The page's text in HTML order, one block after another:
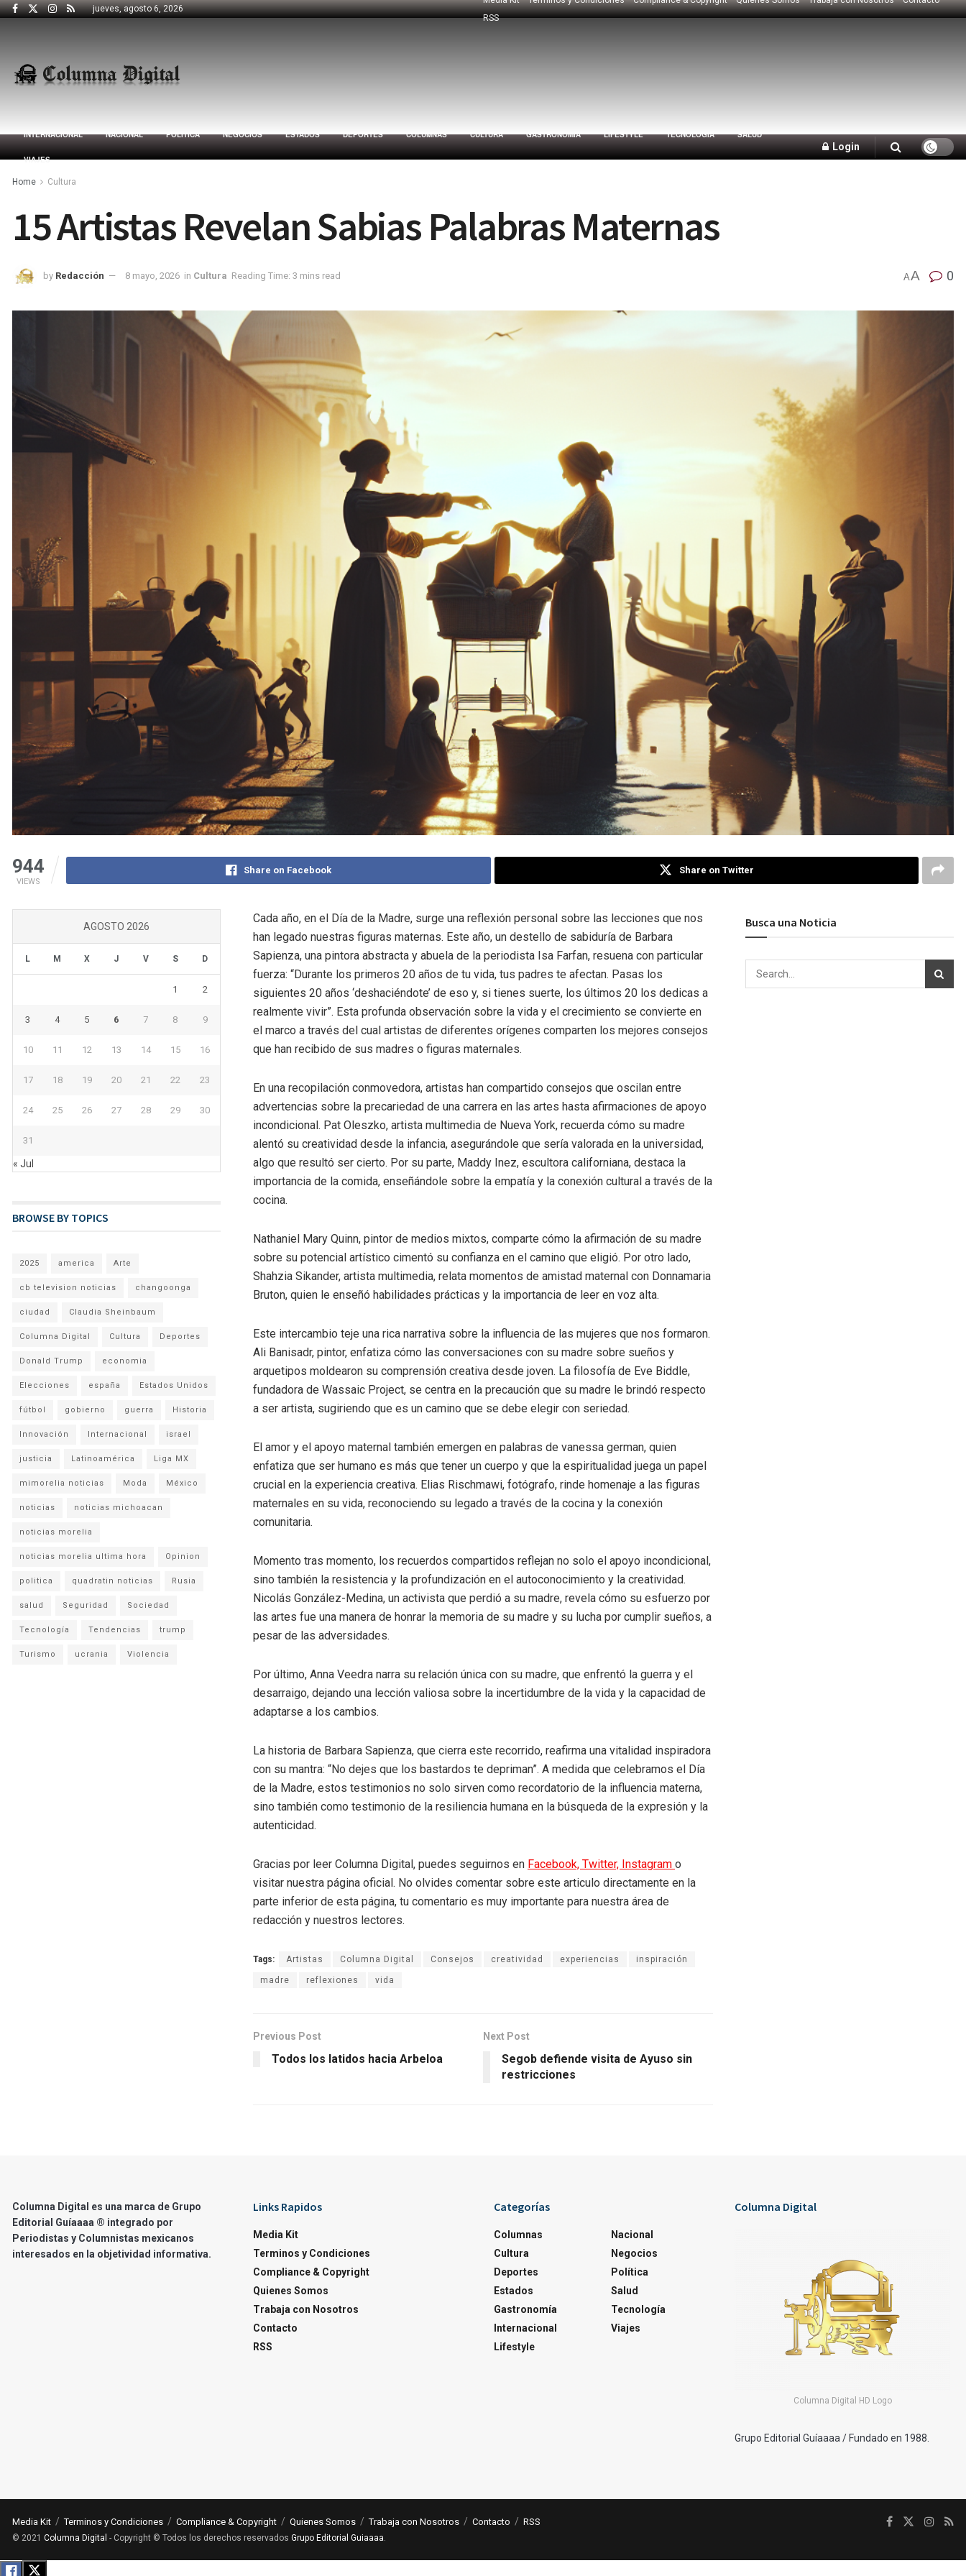
jueves, agosto 6, 2026
RSS
INTERNACIONAL NACIONAL POLÍTICA NEGOCIOS ESTADOS DEPORTES COLUMNAS CULTURA GASTRONOMÍA LIFESTYLE TECNOLOGÍA SALUD
VIAJES
Login
Home Cultura
15 Artistas Revelan Sabias Palabras Maternas
by Redacción 8 mayo, 2026 in Cultura Reading Time: 3 mins read AA 0
944
VIEWS
Share on Facebook Share on Twitter
Cada año, en el Día de la Madre, surge una reflexión personal sobre las lecciones que nos
han legado nuestras figuras maternas. Este año, un destello de sabiduría de Barbara
Sapienza, una pintora abstracta y abuela de la periodista Isa Farfan, resuena con particular
fuerza: “Durante los primeros 20 años de tu vida, tus padres te afectan. Pasas los
siguientes 20 años ‘deshaciéndote’ de eso y, si tienes suerte, los últimos 20 los dedicas a
realmente vivir”. Esta profunda observación sobre la vida y el crecimiento se convierte en
el marco a través del cual artistas de diferentes orígenes comparten los mejores consejos
que han recibido de sus madres o figuras maternales.
En una recopilación conmovedora, artistas han compartido consejos que oscilan entre
advertencias sobre la precariedad de una carrera en las artes hasta afirmaciones de apoyo
incondicional. Pat Oleszko, artista multimedia de Nueva York, recuerda cómo su madre
alentó su creatividad desde la infancia, asegurándole que sería valorada en la universidad,
algo que resultó ser cierto. Por su parte, Maddy Inez, escultora californiana, destaca la
importancia de la comida, enseñándole sobre la empatía y la conexión cultural a través de la
cocina.
Nathaniel Mary Quinn, pintor de medios mixtos, comparte cómo la afirmación de su madre
sobre su potencial artístico cimentó su confianza en el camino que eligió. Por otro lado,
Shahzia Sikander, artista multimedia, relata momentos de amistad maternal con Donnamaria
Bruton, quien le enseñó habilidades prácticas y la importancia de leer en voz alta.
Este intercambio teje una rica narrativa sobre la influencia de las mujeres que nos formaron.
Ali Banisadr, pintor, enfatiza cómo las conversaciones con su madre sobre sueños y
arquetipos moldearon su comprensión creativa desde joven. La filosofía de Eve Biddle,
fundadora de Wassaic Project, se centra en la precaución que su madre le brindó respecto
a ser artista, sugiriendo que es un camino que se debe elegir con seriedad.
El amor y el apoyo maternal también emergen en palabras de vanessa german, quien
enfatiza que ser humano es más que tener un cuerpo y que la espiritualidad juega un papel
crucial en la experiencia creativa. Elias Rischmawi, fotógrafo, rinde homenaje a las figuras
maternales en su vida, reconociendo su legado a través de la cocina y la conexión
comunitaria.
Momento tras momento, los recuerdos compartidos reflejan no solo el apoyo incondicional,
sino también la resistencia y la profundización en el autoconocimiento y la creatividad.
Nicolás González-Medina, un activista que perdió a su madre, revela cómo su esfuerzo por
las artes fue una manera de honrar la memoria de su madre y su lucha por cumplir sueños, a
pesar de las adversidades.
Por último, Anna Veedra narra su relación única con su madre, que enfrentó la guerra y el
desarraigo, dejando una lección valiosa sobre la incertidumbre de la vida y la capacidad de
adaptarse a los cambios.
La historia de Barbara Sapienza, que cierra este recorrido, reafirma una vitalidad inspiradora
con su mantra: “No dejes que los bastardos te depriman”. A medida que celebramos el Día
de la Madre, estos testimonios no solo sirven como recordatorio de la influencia materna,
sino también como testimonio de la resiliencia humana en la búsqueda de la expresión y la
autenticidad.
Gracias por leer Columna Digital, puedes seguirnos en Facebook, Twitter, Instagram o
visitar nuestra página oficial. No olvides comentar sobre este articulo directamente en la
parte inferior de esta página, tu comentario es muy importante para nuestra área de
redacción y nuestros lectores.
Tags: Artistas Columna Digital Consejos creatividad experiencias inspiración
madre reflexiones vida
Previous Post
Todos los latidos hacia Arbeloa
Next Post
Segob defiende visita de Ayuso sin
restricciones
AGOSTO 2026
L M X J V S D
1 2
3 4 5 6 7 8 9
10 11 12 13 14 15 16
17 18 19 20 21 22 23
24 25 26 27 28 29 30
31
« Jul
BROWSE BY TOPICS
2025 america Arte
cb television noticias changoonga
ciudad Claudia Sheinbaum
Columna Digital Cultura Deportes
Donald Trump economia
Elecciones españa Estados Unidos
fútbol gobierno guerra Historia
Innovación Internacional israel
justicia Latinoamérica Liga MX
mimorelia noticias Moda México
noticias noticias michoacan
noticias morelia
noticias morelia ultima hora Opinion
politica quadratin noticias Rusia
salud Seguridad Sociedad
Tecnología Tendencias trump
Turismo ucrania Violencia
Busca una Noticia
Columna Digital es una marca de Grupo
Editorial Guíaaaa ® integrado por
Periodistas y Columnistas mexicanos
interesados en la objetividad informativa.
Links Rapidos
Media Kit
Terminos y Condiciones
Compliance & Copyright
Quienes Somos
Trabaja con Nosotros
Contacto
RSS
Categorías
Columnas
Cultura
Deportes
Estados
Gastronomía
Internacional
Lifestyle
Nacional
Negocios
Política
Salud
Tecnología
Viajes
Columna Digital
Columna Digital HD Logo
Grupo Editorial Guíaaaa / Fundado en 1988.
Media Kit Terminos y Condiciones Compliance & Copyright Quienes Somos Trabaja con Nosotros Contacto RSS
© 2021 Columna Digital - Copyright © Todos los derechos reservados Grupo Editorial Guiaaaa